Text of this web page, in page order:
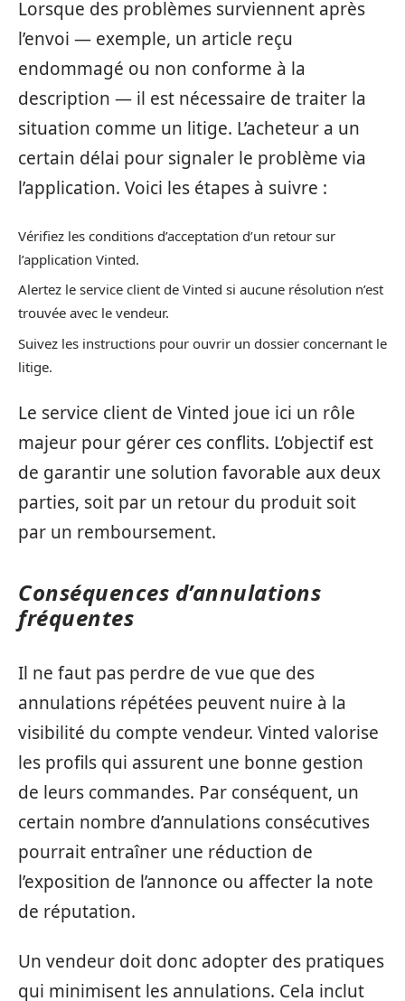
Lorsque des problèmes surviennent après
l’envoi — exemple, un article reçu
endommagé ou non conforme à la
description — il est nécessaire de traiter la
situation comme un litige. L’acheteur a un
certain délai pour signaler le problème via
l’application. Voici les étapes à suivre :
Vérifiez les conditions d’acceptation d’un retour sur
l’application Vinted.
Alertez le service client de Vinted si aucune résolution n’est
trouvée avec le vendeur.
Suivez les instructions pour ouvrir un dossier concernant le
litige.
Le service client de Vinted joue ici un rôle
majeur pour gérer ces conflits. L’objectif est
de garantir une solution favorable aux deux
parties, soit par un retour du produit soit
par un remboursement.
Conséquences d’annulations
fréquentes
Il ne faut pas perdre de vue que des
annulations répétées peuvent nuire à la
visibilité du compte vendeur. Vinted valorise
les profils qui assurent une bonne gestion
de leurs commandes. Par conséquent, un
certain nombre d’annulations consécutives
pourrait entraîner une réduction de
l’exposition de l’annonce ou affecter la note
de réputation.
Un vendeur doit donc adopter des pratiques
qui minimisent les annulations. Cela inclut